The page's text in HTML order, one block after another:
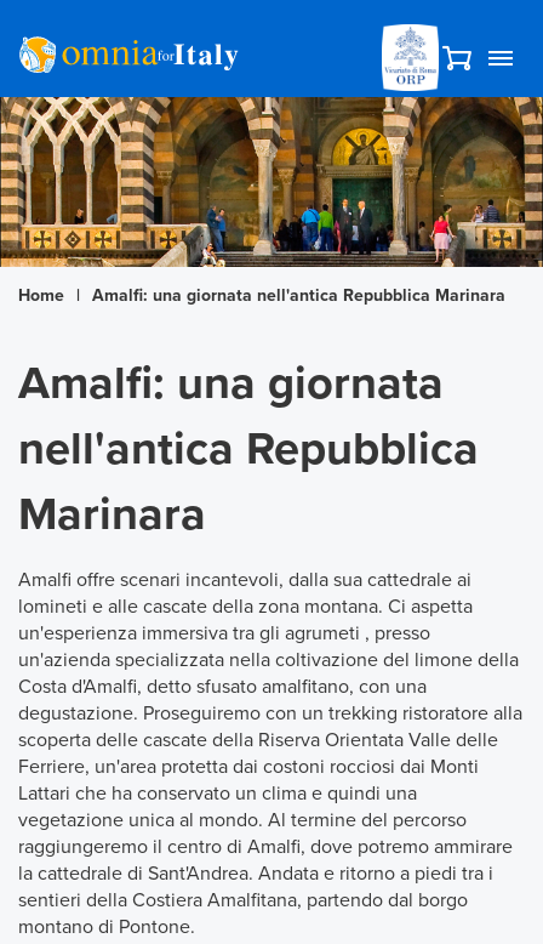
Home | Amalfi: una giornata nell'antica Repubblica Marinara
Amalfi: una giornata
nell'antica Repubblica
Marinara
Amalfi offre scenari incantevoli, dalla sua cattedrale ai
lomineti e alle cascate della zona montana. Ci aspetta
un'esperienza immersiva tra gli agrumeti , presso
un'azienda specializzata nella coltivazione del limone della
Costa d'Amalfi, detto sfusato amalfitano, con una
degustazione. Proseguiremo con un trekking ristoratore alla
scoperta delle cascate della Riserva Orientata Valle delle
Ferriere, un'area protetta dai costoni rocciosi dai Monti
Lattari che ha conservato un clima e quindi una
vegetazione unica al mondo. Al termine del percorso
raggiungeremo il centro di Amalfi, dove potremo ammirare
la cattedrale di Sant'Andrea. Andata e ritorno a piedi tra i
sentieri della Costiera Amalfitana, partendo dal borgo
montano di Pontone.